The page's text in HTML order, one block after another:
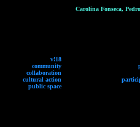
v!18
community
collaboration
cultural action
public space
Carolina Fonseca,